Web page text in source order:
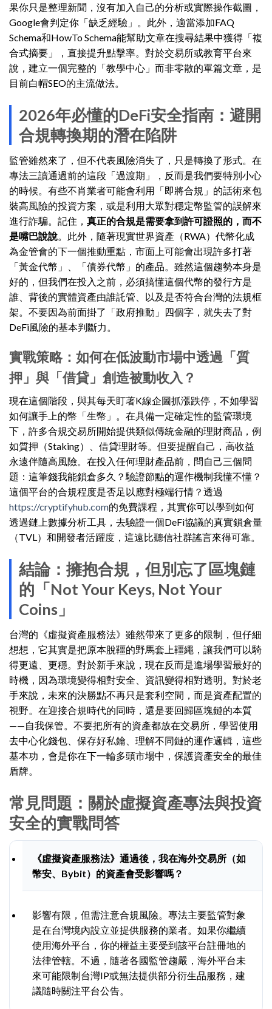
果你只是整理新聞，沒有加入自己的分析或實際操作截圖，
Google會判定你「缺乏經驗」。此外，適當添加FAQ
Schema和HowTo Schema能幫助文章在搜尋結果中獲得「複
合式摘要」，直接提升點擊率。對於交易所或教育平台來
說，建立一個完整的「教學中心」而非零散的單篇文章，是
目前白帽SEO的主流做法。
2026年必懂的DeFi安全指南：避開
合規轉換期的潛在陷阱
監管雖然來了，但不代表風險消失了，只是轉換了形式。在
專法三讀通過前的這段「過渡期」，反而是我們要特別小心
的時候。有些不肖業者可能會利用「即將合規」的話術來包
裝高風險的投資方案，或是利用大眾對穩定幣監管的誤解來
進行詐騙。記住， 真正的合規是需要拿到許可證照的，而不
是嘴巴說說 。此外，隨著現實世界資產（RWA）代幣化成
為金管會的下一個推動重點，市面上可能會出現許多打著
「黃金代幣」、「債券代幣」的產品。雖然這個趨勢本身是
好的，但我們在投入之前，必須搞懂這個代幣的發行方是
誰、背後的實體資產由誰託管、以及是否符合台灣的法規框
架。不要因為前面掛了「政府推動」四個字，就失去了對
DeFi風險的基本判斷力。
實戰策略：如何在低波動市場中透過「質
押」與「借貸」創造被動收入？
現在這個階段，與其每天盯著K線企圖抓漲跌停，不如學習
如何讓手上的幣「生幣」。在具備一定確定性的監管環境
下，許多合規交易所開始提供類似傳統金融的理財商品，例
如質押（Staking）、借貸理財等。但要提醒自己，高收益
永遠伴隨高風險。在投入任何理財產品前，問自己三個問
題：這筆錢我能鎖倉多久？驗證節點的運作機制我懂不懂？
這個平台的合規程度是否足以應對極端行情？透過
https://cryptifyhub.com的免費課程，其實你可以學到如何
透過鏈上數據分析工具，去驗證一個DeFi協議的真實鎖倉量
（TVL）和開發者活躍度，這遠比聽信社群謠言來得可靠。
結論：擁抱合規，但別忘了區塊鏈
的「Not Your Keys, Not Your
Coins」
台灣的《虛擬資產服務法》雖然帶來了更多的限制，但仔細
想想，它其實是把原本脫韁的野馬套上韁繩，讓我們可以騎
得更遠、更穩。對於新手來說，現在反而是進場學習最好的
時機，因為環境變得相對安全、資訊變得相對透明。對於老
手來說，未來的決勝點不再只是套利空間，而是資產配置的
視野。在迎接合規時代的同時，還是要回歸區塊鏈的本質
——自我保管。不要把所有的資產都放在交易所，學習使用
去中心化錢包、保存好私鑰、理解不同鏈的運作邏輯，這些
基本功，會是你在下一輪多頭市場中，保護資產安全的最佳
盾牌。
常見問題：關於虛擬資產專法與投資
安全的實戰問答
《虛擬資產服務法》通過後，我在海外交易所（如
幣安、Bybit）的資產會受影響嗎？
影響有限，但需注意合規風險。專法主要監管對象
是在台灣境內設立並提供服務的業者。如果你繼續
使用海外平台，你的權益主要受到該平台註冊地的
法律管轄。不過，隨著各國監管趨嚴，海外平台未
來可能限制台灣IP或無法提供部分衍生品服務，建
議隨時關注平台公告。